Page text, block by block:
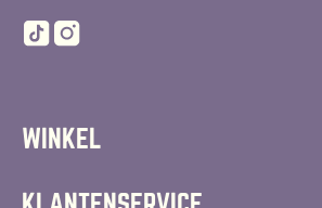
TikTokInstagram
WINKEL
Autostoelen